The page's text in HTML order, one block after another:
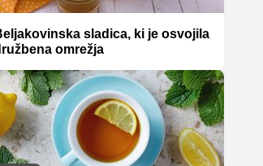
sladica, ki je osvojila
omrežja